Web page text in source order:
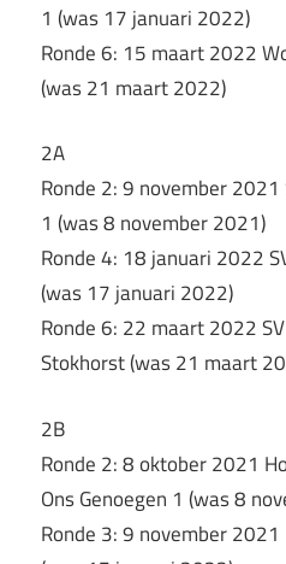
1 (was 17 januari 2022)
Ronde 6: 15 maart 2022
(was 21 maart 2022)
2A
Ronde 2: 9 november 2021
1 (was 8 november 2021)
Ronde 4: 18 januari 2022
(was 17 januari 2022)
Ronde 6: 22 maart 2022
Stokhorst (was 21 maart
2B
Ronde 2: 8 oktober 2021
Ons Genoegen 1 (was 8
Ronde 3: 9 november 2021